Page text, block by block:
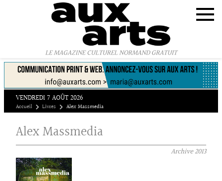
LE MAGAZINE CULTUREL NORMAND GRATUIT
VENDREDI 7 AOÛT 2026
Accueil Livres Alex Massmedia
Alex Massmedia
Archive2013
Panneau de gestion des cookies